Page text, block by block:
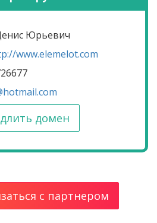
Юрьевич
www.elemelot.com
домен
с партнером